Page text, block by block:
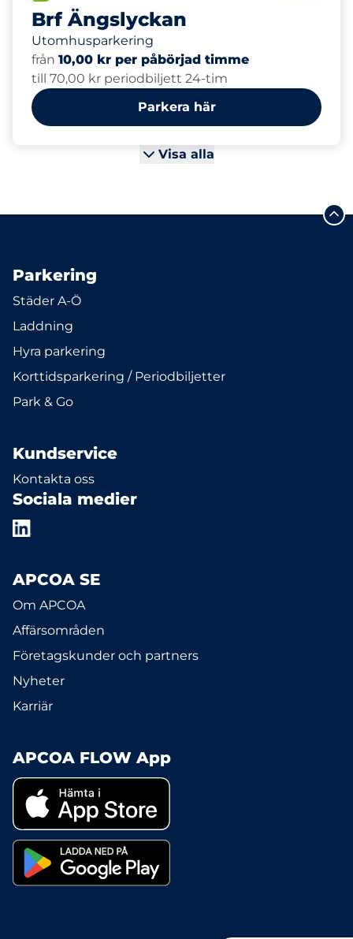
Brf Ängslyckan
Utomhusparkering
från 10,00 kr per påbörjad timme
till 70,00 kr periodbiljett 24-tim
Parkera här
Visa alla
Parkering
Städer A-Ö
Laddning
Hyra parkering
Korttidsparkering / Periodbiljetter
Park & Go
Kundservice
Kontakta oss
Sociala medier
APCOA SE
Om APCOA
Affärsområden
Företagskunder och partners
Nyheter
Karriär
APCOA FLOW App